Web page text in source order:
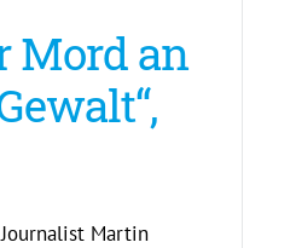
Mord an
Martin